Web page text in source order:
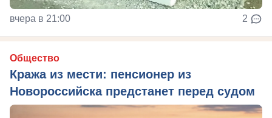
вчера в 21:00 2
Общество
Кража из мести: пенсионер из
Новороссийска предстанет перед судом